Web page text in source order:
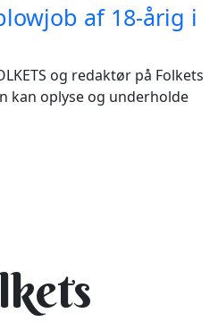
af 18-årig i
og redaktør på Folkets
kan oplyse og underholde